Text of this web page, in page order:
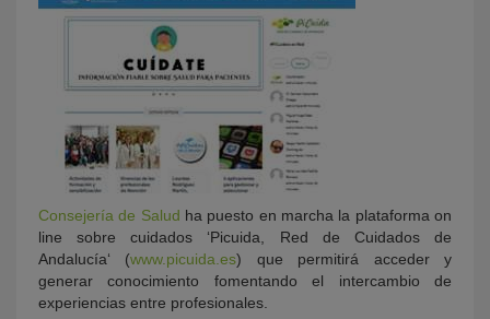
Consejería de Salud ha puesto en marcha la plataforma on
line sobre cuidados ‘Picuida, Red de Cuidados de
Andalucía‘ (www.picuida.es) que permitirá acceder y
generar conocimiento fomentando el intercambio de
experiencias entre profesionales.